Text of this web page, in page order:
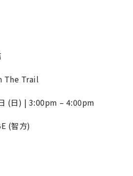
The Trail
(日) | 3:00pm – 4:00pm
(智方)